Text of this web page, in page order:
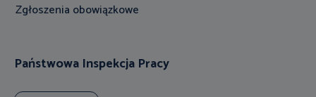
Zgłoszenia obowiązkowe
Państwowa Inspekcja Pracy